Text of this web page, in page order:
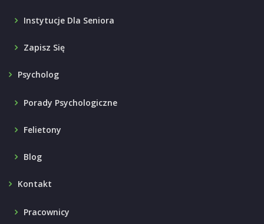
Instytucje Dla Seniora
Zapisz Się
Psycholog
Porady Psychologiczne
Felietony
Blog
Kontakt
Pracownicy